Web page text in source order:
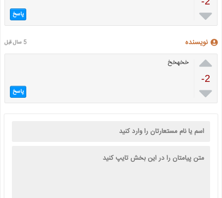
 پاسخ
نویسنده 5 سال قبل

-2

خخهخخ
پاسخ